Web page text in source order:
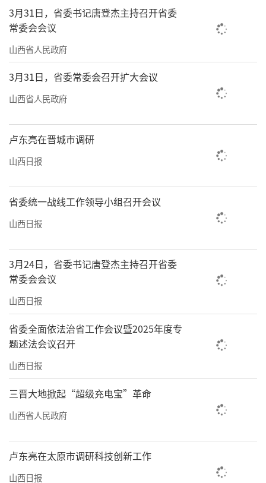
3月31日，省委书记唐登杰主持召开省委
常委会会议
山西省人民政府
3月31日，省委常委会召开扩大会议
山西省人民政府
卢东亮在晋城市调研
山西日报
省委统一战线工作领导小组召开会议
山西日报
3月24日，省委书记唐登杰主持召开省委
常委会会议
山西日报
省委全面依法治省工作会议暨2025年度专
题述法会议召开
山西日报
三晋大地掀起“超级充电宝”革命
山西省人民政府
卢东亮在太原市调研科技创新工作
山西日报